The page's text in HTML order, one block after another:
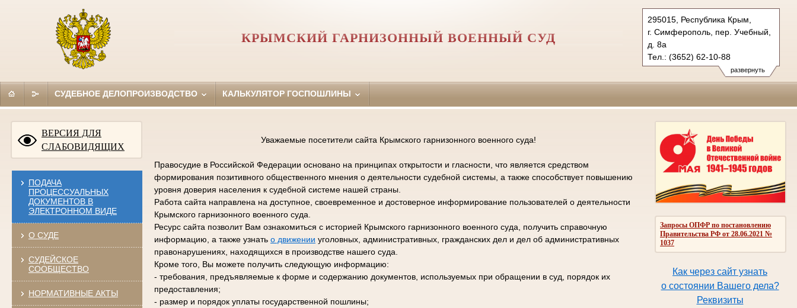
развернуть
295015, Республика Крым,
г. Симферополь, пер. Учебный,
д. 8а
Тел.: (3652) 62-10-88
gvs.krm@sudrf.ru
КРЫМСКИЙ ГАРНИЗОННЫЙ ВОЕННЫЙ СУД
СУДЕБНОЕ ДЕЛОПРОИЗВОДСТВО КАЛЬКУЛЯТОР ГОСПОШЛИНЫ
ВЕРСИЯ ДЛЯ
СЛАБОВИДЯЩИХ
ПОДАЧА
ПРОЦЕССУАЛЬНЫХ
ДОКУМЕНТОВ В
ЭЛЕКТРОННОМ ВИДЕ
О СУДЕ
СУДЕЙСКОЕ
СООБЩЕСТВО
НОРМАТИВНЫЕ АКТЫ
Запросы ОПФР по постановлению
Правительства РФ от 28.06.2021 №
1037
Как через сайт узнать
о состоянии Вашего дела?
Реквизиты
Уважаемые посетители сайта Крымского гарнизонного военного суда!
Правосудие в Российской Федерации основано на принципах открытости и гласности, что является средством
формирования позитивного общественного мнения о деятельности судебной системы, а также способствует повышению
уровня доверия населения к судебной системе нашей страны.
Работа сайта направлена на доступное, своевременное и достоверное информирование пользователей о деятельности
Крымского гарнизонного военного суда.
Ресурс сайта позволит Вам ознакомиться с историей Крымского гарнизонного военного суда, получить справочную
информацию, а также узнать о движении уголовных, административных, гражданских дел и дел об административных
правонарушениях, находящихся в производстве нашего суда.
Кроме того, Вы можете получить следующую информацию:
- требования, предъявляемые к форме и содержанию документов, используемых при обращении в суд, порядок их
предоставления;
- размер и порядок уплаты государственной пошлины;